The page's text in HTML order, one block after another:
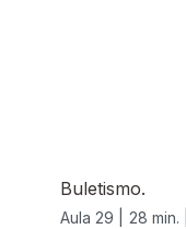
Buletismo.
Aula 29 | 28 min. |